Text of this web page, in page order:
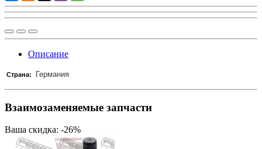
Описание
Страна: Германия
Взаимозаменяемые запчасти
Ваша скидка: -26%